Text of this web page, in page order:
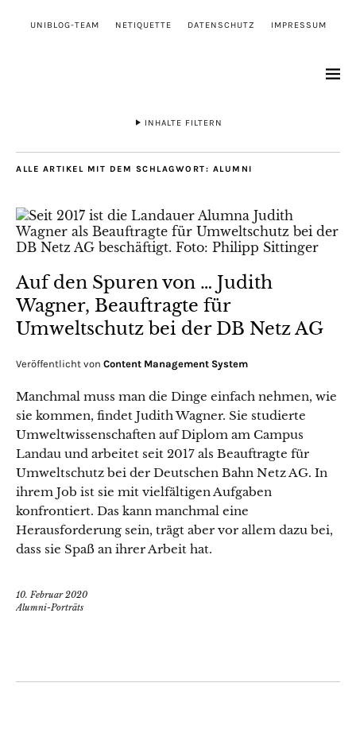
UNIBLOG-TEAM NETIQUETTE DATENSCHUTZ IMPRESSUM
INHALTE FILTERN
ALLE ARTIKEL MIT DEM SCHLAGWORT: ALUMNI
Auf den Spuren von … Judith
Wagner, Beauftragte für
Umweltschutz bei der DB Netz AG
Veröffentlicht von Content Management System
Manchmal muss man die Dinge einfach nehmen, wie
sie kommen, findet Judith Wagner. Sie studierte
Umweltwissenschaften auf Diplom am Campus
Landau und arbeitet seit 2017 als Beauftragte für
Umweltschutz bei der Deutschen Bahn Netz AG. In
ihrem Job ist sie mit vielfältigen Aufgaben
konfrontiert. Das kann manchmal eine
Herausforderung sein, trägt aber vor allem dazu bei,
dass sie Spaß an ihrer Arbeit hat.
10. Februar 2020
Alumni-Porträts